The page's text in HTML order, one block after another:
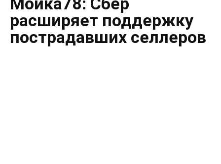
расширяет поддержку
пострадавших селлеров